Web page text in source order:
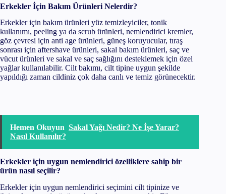
Erkekler İçin Bakım Ürünleri Nelerdir?
Erkekler için bakım ürünleri yüz temizleyiciler, tonik
kullanımı, peeling ya da scrub ürünleri, nemlendirici kremler,
göz çevresi için anti age ürünleri, güneş koruyucular, tıraş
sonrası için aftershave ürünleri, sakal bakım ürünleri, saç ve
vücut ürünleri ve sakal ve saç sağlığını desteklemek için özel
yağlar kullanılabilir. Cilt bakımı, cilt tipine uygun şekilde
yapıldığı zaman cildiniz çok daha canlı ve temiz görünecektir.
Hemen Okuyun Sakal Yağı Nedir? Ne İşe Yarar?
Nasıl Kullanılır?
Erkekler için uygun nemlendirici özelliklere sahip bir
ürün nasıl seçilir?
Erkekler için uygun nemlendirici seçimini cilt tipinize ve